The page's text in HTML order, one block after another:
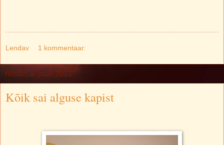
Lendav 1 kommentaar:
reede, 1. juuli 2022
Kõik sai alguse kapist